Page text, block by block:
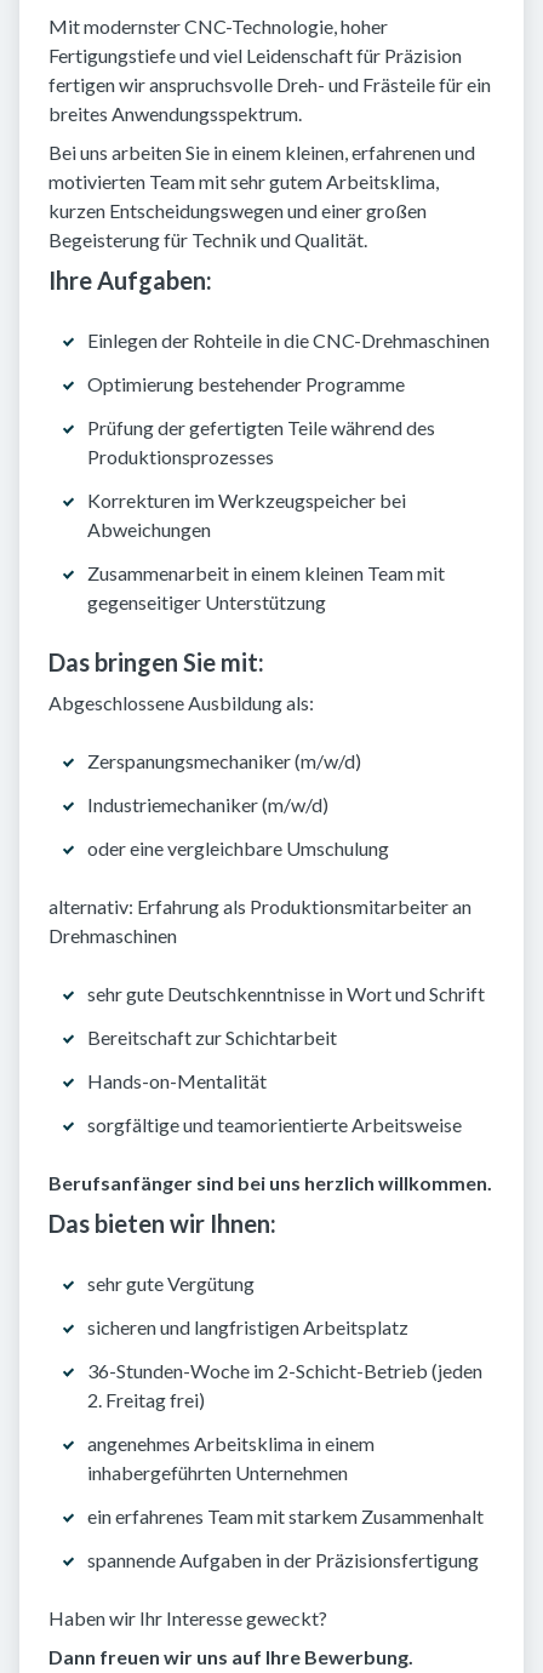
Mit modernster CNC-Technologie, hoher
Fertigungstiefe und viel Leidenschaft für Präzision
fertigen wir anspruchsvolle Dreh- und Frästeile für ein
breites Anwendungsspektrum.
Bei uns arbeiten Sie in einem kleinen, erfahrenen und
motivierten Team mit sehr gutem Arbeitsklima,
kurzen Entscheidungswegen und einer großen
Begeisterung für Technik und Qualität.
Ihre Aufgaben:
Einlegen der Rohteile in die CNC-Drehmaschinen
Optimierung bestehender Programme
Prüfung der gefertigten Teile während des
Produktionsprozesses
Korrekturen im Werkzeugspeicher bei
Abweichungen
Zusammenarbeit in einem kleinen Team mit
gegenseitiger Unterstützung
Das bringen Sie mit:
Abgeschlossene Ausbildung als:
Zerspanungsmechaniker (m/w/d)
Industriemechaniker (m/w/d)
oder eine vergleichbare Umschulung
alternativ: Erfahrung als Produktionsmitarbeiter an
Drehmaschinen
sehr gute Deutschkenntnisse in Wort und Schrift
Bereitschaft zur Schichtarbeit
Hands-on-Mentalität
sorgfältige und teamorientierte Arbeitsweise
Berufsanfänger sind bei uns herzlich willkommen.
Das bieten wir Ihnen:
sehr gute Vergütung
sicheren und langfristigen Arbeitsplatz
36-Stunden-Woche im 2-Schicht-Betrieb (jeden
2. Freitag frei)
angenehmes Arbeitsklima in einem
inhabergeführten Unternehmen
ein erfahrenes Team mit starkem Zusammenhalt
spannende Aufgaben in der Präzisionsfertigung
Haben wir Ihr Interesse geweckt?
Dann freuen wir uns auf Ihre Bewerbung.